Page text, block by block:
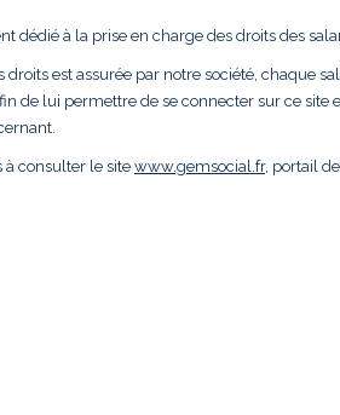
dédié à la prise en charge des droits des
droits est assurée par notre société, chaque
de lui permettre de se connecter sur ce
à consulter le site www.gemsocial.fr, portail